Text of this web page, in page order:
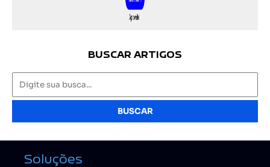
BUSCAR ARTIGOS
BUSCAR
Soluções